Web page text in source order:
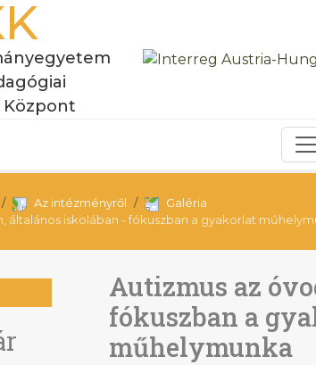
Központ
Az intézményről
Galéria
általános iskolában - fókuszban a gyakorlat
Autizmus az
fókuszban a
műhelymunka